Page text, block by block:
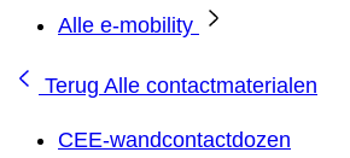
Alle e-mobility
Terug Alle contactmaterialen
CEE-wandcontactdozen